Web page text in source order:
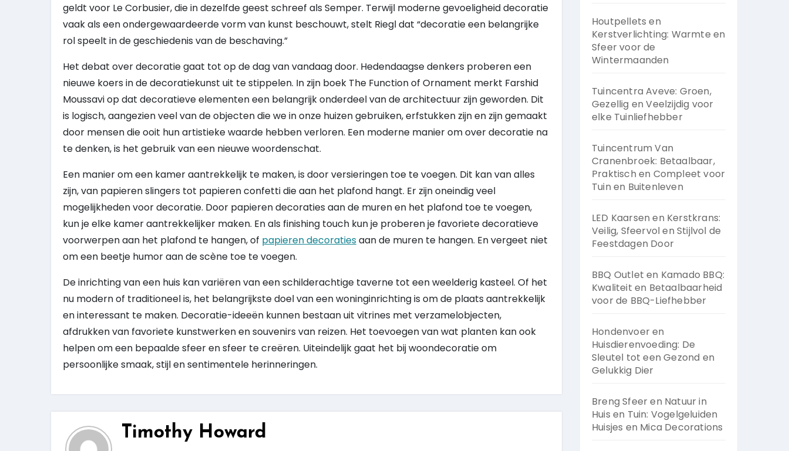
geldt voor Le Corbusier, die in dezelfde geest schreef als Semper. Terwijl moderne gevoeligheid decoratie
vaak als een ondergewaardeerde vorm van kunst beschouwt, stelt Riegl dat “decoratie een belangrijke
rol speelt in de geschiedenis van de beschaving.”
Het debat over decoratie gaat tot op de dag van vandaag door. Hedendaagse denkers proberen een
nieuwe koers in de decoratiekunst uit te stippelen. In zijn boek The Function of Ornament merkt Farshid
Moussavi op dat decoratieve elementen een belangrijk onderdeel van de architectuur zijn geworden. Dit
is logisch, aangezien veel van de objecten die we in onze huizen gebruiken, erfstukken zijn en zijn gemaakt
door mensen die ooit hun artistieke waarde hebben verloren. Een moderne manier om over decoratie na
te denken, is het gebruik van een nieuwe woordenschat.
Een manier om een ​​kamer aantrekkelijk te maken, is door versieringen toe te voegen. Dit kan van alles
zijn, van papieren slingers tot papieren confetti die aan het plafond hangt. Er zijn oneindig veel
mogelijkheden voor decoratie. Door papieren decoraties aan de muren en het plafond toe te voegen,
kun je elke kamer aantrekkelijker maken. En als finishing touch kun je proberen je favoriete decoratieve
voorwerpen aan het plafond te hangen, of papieren decoratiesaan de muren te hangen. En vergeet niet
om een ​​beetje humor aan de scène toe te voegen.
De inrichting van een huis kan variëren van een schilderachtige taverne tot een weelderig kasteel. Of het
nu modern of traditioneel is, het belangrijkste doel van een woninginrichting is om de plaats aantrekkelijk
en interessant te maken. Decoratie-ideeën kunnen bestaan ​​uit vitrines met verzamelobjecten,
afdrukken van favoriete kunstwerken en souvenirs van reizen. Het toevoegen van wat planten kan ook
helpen om een ​​bepaalde sfeer en sfeer te creëren. Uiteindelijk gaat het bij woondecoratie om
persoonlijke smaak, stijl en sentimentele herinneringen.
Timothy Howard
Houtpellets en
Kerstverlichting: Warmte en
Sfeer voor de
Wintermaanden
Tuincentra Aveve: Groen,
Gezellig en Veelzijdig voor
elke Tuinliefhebber
Tuincentrum Van
Cranenbroek: Betaalbaar,
Praktisch en Compleet voor
Tuin en Buitenleven
LED Kaarsen en Kerstkrans:
Veilig, Sfeervol en Stijlvol de
Feestdagen Door
BBQ Outlet en Kamado BBQ:
Kwaliteit en Betaalbaarheid
voor de BBQ-Liefhebber
Hondenvoer en
Huisdierenvoeding: De
Sleutel tot een Gezond en
Gelukkig Dier
Breng Sfeer en Natuur in
Huis en Tuin: Vogelgeluiden
Huisjes en Mica Decorations